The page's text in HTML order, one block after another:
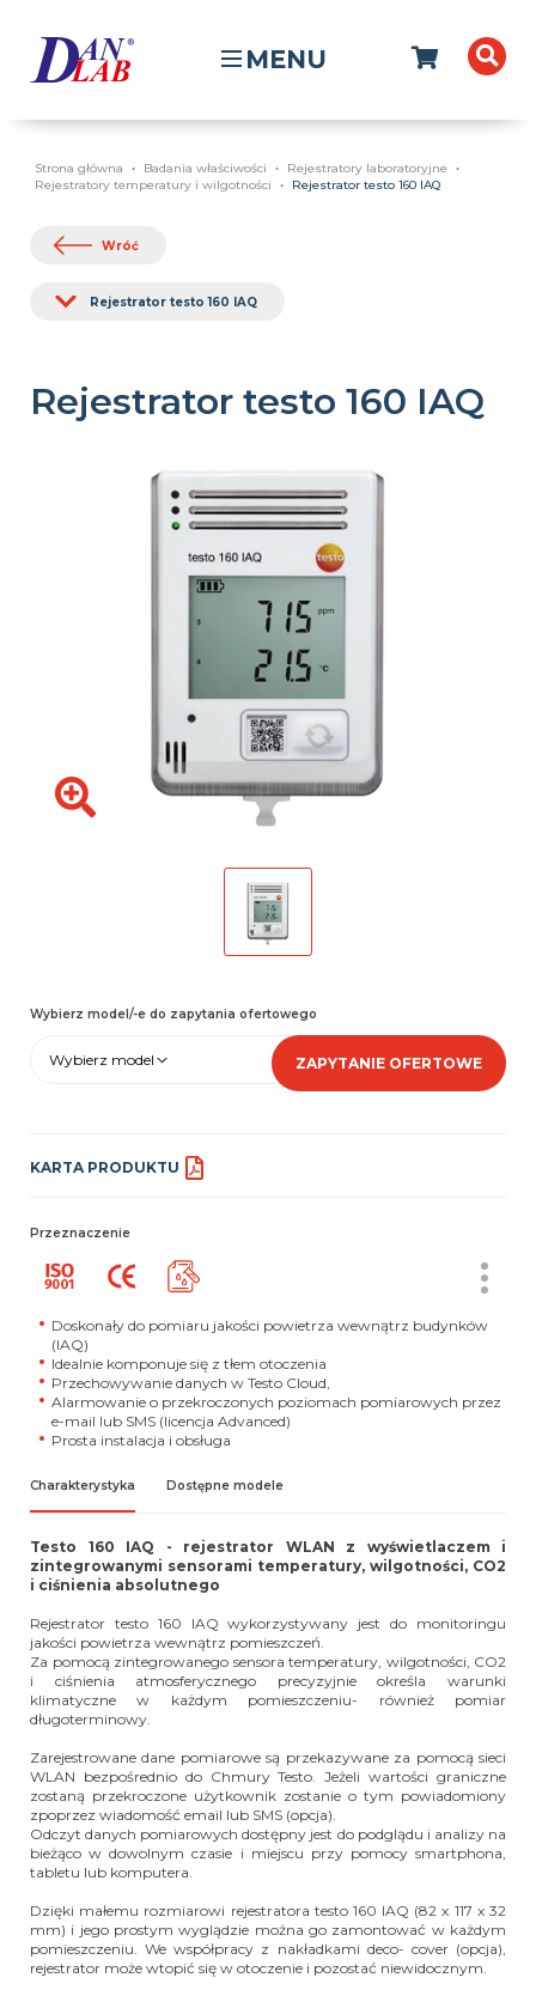
MENU
Strona główna Badania właściwości
Rejestratory laboratoryjne
Rejestratory temperatury i wilgotności
Rejestrator testo 160 IAQ
Wróć
Rejestrator testo 160 IAQ
Rejestrator testo 160 IAQ
Wybierz model/-e do zapytania ofertowego
Wybierz model ZAPYTANIE OFERTOWE
KARTA PRODUKTU
Przeznaczenie
Doskonały do pomiaru jakości powietrza wewnątrz budynków
(IAQ)
Idealnie komponuje się z tłem otoczenia
Przechowywanie danych w Testo Cloud,
Alarmowanie o przekroczonych poziomach pomiarowych przez
e-mail lub SMS (licencja Advanced)
Prosta instalacja i obsługa
Charakterystyka Dostępne modele
Testo 160 IAQ - rejestrator WLAN z wyświetlaczem i
zintegrowanymi sensorami temperatury, wilgotności, CO2
i ciśnienia absolutnego
Rejestrator testo 160 IAQ wykorzystywany jest do monitoringu
jakości powietrza wewnątrz pomieszczeń.
Za pomocą zintegrowanego sensora temperatury, wilgotności, CO2
i ciśnienia atmosferycznego precyzyjnie określa warunki
klimatyczne w każdym pomieszczeniu- również pomiar
długoterminowy.
Zarejestrowane dane pomiarowe są przekazywane za pomocą sieci
WLAN bezpośrednio do Chmury Testo. Jeżeli wartości graniczne
zostaną przekroczone użytkownik zostanie o tym powiadomiony
zpoprzez wiadomość email lub SMS (opcja).
Odczyt danych pomiarowych dostępny jest do podglądu i analizy na
bieżąco w dowolnym czasie i miejscu przy pomocy smartphona,
tabletu lub komputera.
Dzięki małemu rozmiarowi rejestratora testo 160 IAQ (82 x 117 x 32
mm) i jego prostym wyglądzie można go zamontować w każdym
pomieszczeniu. We współpracy z nakładkami deco- cover (opcja),
rejestrator może wtopić się w otoczenie i pozostać niewidocznym.